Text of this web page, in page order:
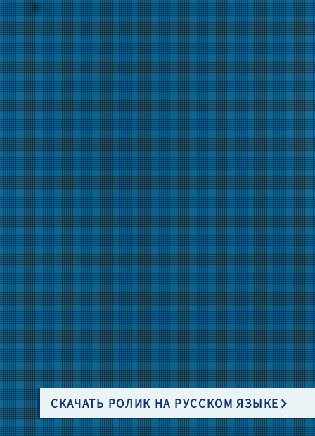
СКАЧАТЬ РОЛИК НА РУССКОМ ЯЗЫКЕ